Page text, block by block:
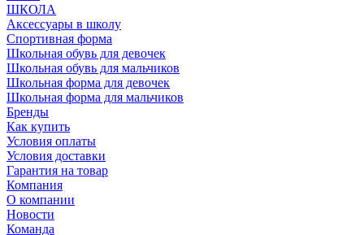
ШКОЛА
Аксессуары в школу
Спортивная форма
Школьная обувь для девочек
Школьная обувь для мальчиков
Школьная форма для девочек
Школьная форма для мальчиков
Бренды
Как купить
Условия оплаты
Условия доставки
Гарантия на товар
Компания
О компании
Новости
Команда